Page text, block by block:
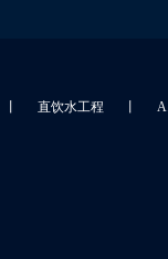
直饮水工程